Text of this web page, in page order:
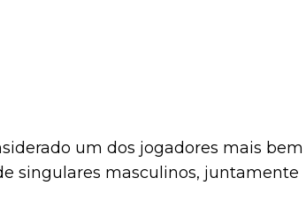
um dos jogadores mais bem
singulares masculinos, juntamente